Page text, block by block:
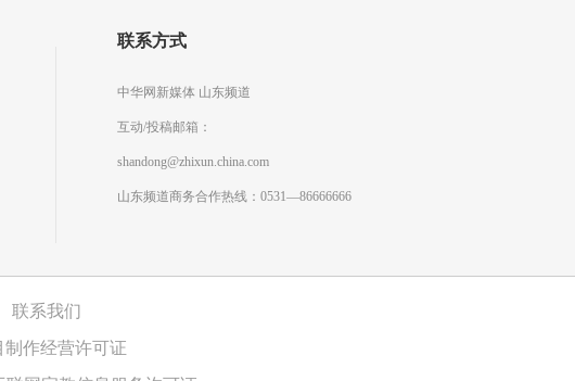
联系方式
中华网新媒体 山东频道
互动/投稿邮箱：
shandong@zhixun.china.com
山东频道商务合作热线：0531—86666666
联系我们
制作经营许可证